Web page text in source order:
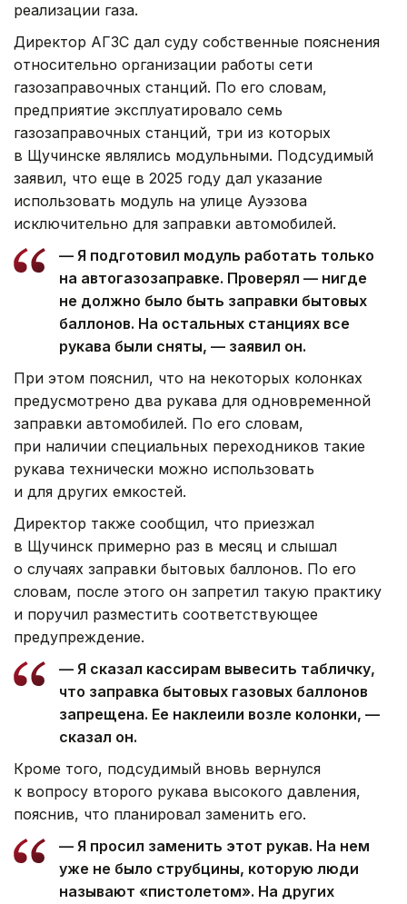
реализации газа.
Директор АГЗС дал суду собственные пояснения
относительно организации работы сети
газозаправочных станций. По его словам,
предприятие эксплуатировало семь
газозаправочных станций, три из которых
в Щучинске являлись модульными. Подсудимый
заявил, что еще в 2025 году дал указание
использовать модуль на улице Ауэзова
исключительно для заправки автомобилей.
— Я подготовил модуль работать только
на автогазозаправке. Проверял — нигде
не должно было быть заправки бытовых
баллонов. На остальных станциях все
рукава были сняты, — заявил он.
При этом пояснил, что на некоторых колонках
предусмотрено два рукава для одновременной
заправки автомобилей. По его словам,
при наличии специальных переходников такие
рукава технически можно использовать
и для других емкостей.
Директор также сообщил, что приезжал
в Щучинск примерно раз в месяц и слышал
о случаях заправки бытовых баллонов. По его
словам, после этого он запретил такую практику
и поручил разместить соответствующее
предупреждение.
— Я сказал кассирам вывесить табличку,
что заправка бытовых газовых баллонов
запрещена. Ее наклеили возле колонки, —
сказал он.
Кроме того, подсудимый вновь вернулся
к вопросу второго рукава высокого давления,
пояснив, что планировал заменить его.
— Я просил заменить этот рукав. На нем
уже не было струбцины, которую люди
называют «пистолетом». На других